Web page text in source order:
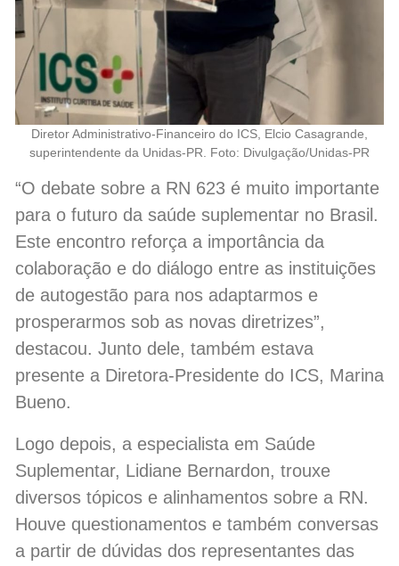
Diretor Administrativo-Financeiro do ICS, Elcio Casagrande,
superintendente da Unidas-PR. Foto: Divulgação/Unidas-PR
“O debate sobre a RN 623 é muito importante
para o futuro da saúde suplementar no Brasil.
Este encontro reforça a importância da
colaboração e do diálogo entre as instituições
de autogestão para nos adaptarmos e
prosperarmos sob as novas diretrizes”,
destacou. Junto dele, também estava
presente a Diretora-Presidente do ICS, Marina
Bueno.
Logo depois, a especialista em Saúde
Suplementar, Lidiane Bernardon, trouxe
diversos tópicos e alinhamentos sobre a RN.
Houve questionamentos e também conversas
a partir de dúvidas dos representantes das